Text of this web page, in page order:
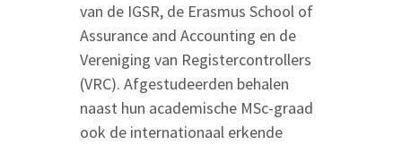
van de IGSR, de Erasmus School of
Assurance and Accounting en de
Vereniging van Registercontrollers
(VRC). Afgestudeerden behalen
naast hun academische MSc-graad
ook de internationaal erkende